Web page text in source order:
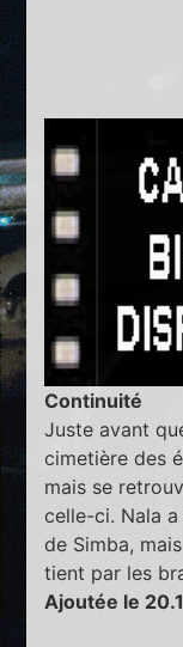
Continuité
Juste avant
cimetière des
mais se
celle-ci. Nala
de Simba,
tient par les
Ajoutée le